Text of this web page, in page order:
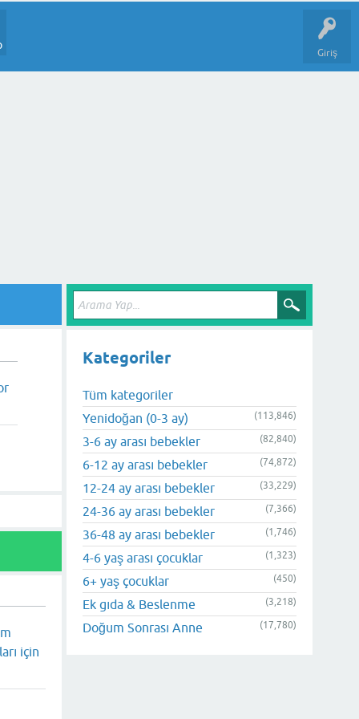
Giriş
için
Kategoriler
Tüm kategoriler
Yenidoğan (0-3 ay)
(113,846)
3-6 ay arası bebekler (82,840)
6-12 ay arası bebekler (74,872)
12-24 ay arası bebekler (33,229)
24-36 ay arası bebekler (7,366)
36-48 ay arası bebekler (1,746)
4-6 yaş arası çocuklar (1,323)
6+ yaş çocuklar (450)
Ek gıda & Beslenme (3,218)
Doğum Sonrası Anne (17,780)